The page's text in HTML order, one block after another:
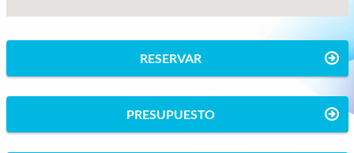
RESERVAR
PRESUPUESTO